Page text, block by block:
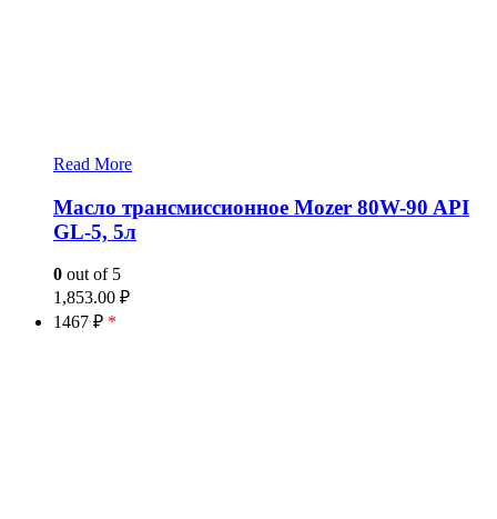
Read More
Масло трансмиссионное Mozer 80W-90 API
GL-5, 5л
0 out of 5
1,853.00 ₽
1467 ₽ *